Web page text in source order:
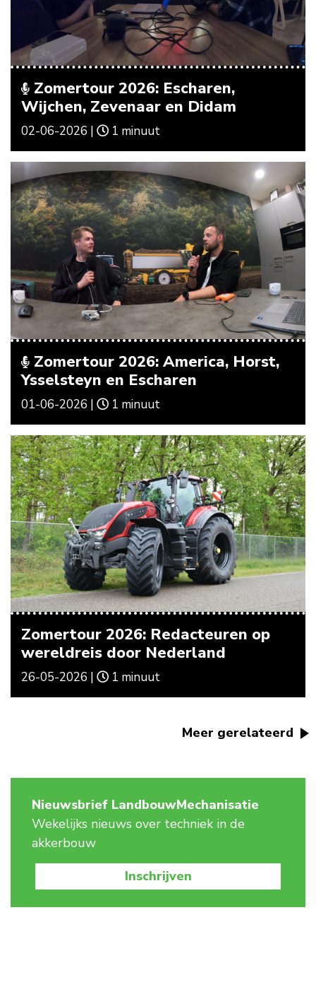
Zomertour 2026: Escharen,
Wijchen, Zevenaar en Didam
02-06-2026 | 1 minuut
Zomertour 2026: America, Horst,
Ysselsteyn en Escharen
01-06-2026 | 1 minuut
Zomertour 2026: Redacteuren op
wereldreis door Nederland
26-05-2026 | 1 minuut
Meer gerelateerd
Nieuwsbrief LandbouwMechanisatie
Wekelijks nieuws over techniek in de
akkerbouw
Inschrijven